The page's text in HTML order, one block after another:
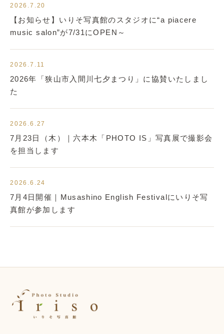
2026.7.20
【お知らせ】いりそ写真館のスタジオに“a piacere
music salon”が7/31にOPEN～
2026.7.11
2026年「狭山市入間川七夕まつり」に協賛いたしまし
た
2026.6.27
7月23日（木）｜六本木「PHOTO IS」写真展で撮影会
を担当します
2026.6.24
7月4日開催｜Musashino English Festivalにいりそ写
真館が参加します